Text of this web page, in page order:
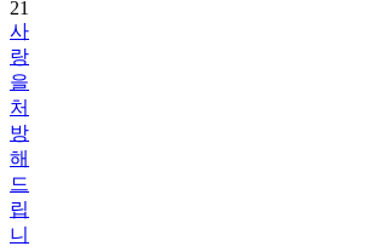
랑
을
처
방
해
드
립
니
다
2